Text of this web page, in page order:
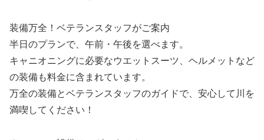
装備万全！ベテランスタッフがご案内
半日のプランで、午前・午後を選べます。
キャニオニングに必要なウエットスーツ、ヘルメットなど
の装備も料金に含まれています。
万全の装備とベテランスタッフのガイドで、安心して川を
満喫してください！